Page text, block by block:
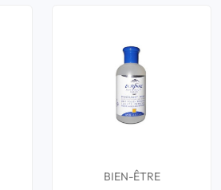
BIEN-ÊTRE